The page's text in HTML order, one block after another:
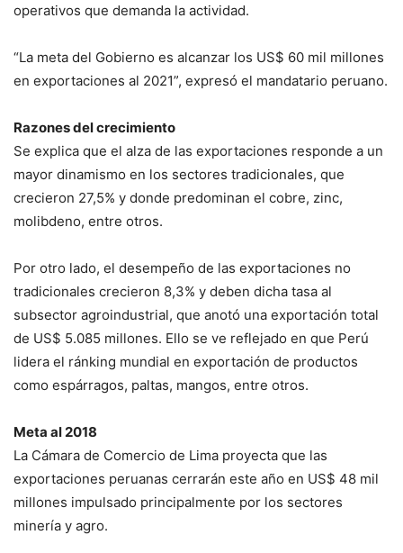
operativos que demanda la actividad.
“La meta del Gobierno es alcanzar los US$ 60 mil millones
en exportaciones al 2021”, expresó el mandatario peruano.
Razones del crecimiento
Se explica que el alza de las exportaciones responde a un
mayor dinamismo en los sectores tradicionales, que
crecieron 27,5% y donde predominan el cobre, zinc,
molibdeno, entre otros.
Por otro lado, el desempeño de las exportaciones no
tradicionales crecieron 8,3% y deben dicha tasa al
subsector agroindustrial, que anotó una exportación total
de US$ 5.085 millones. Ello se ve reflejado en que Perú
lidera el ránking mundial en exportación de productos
como espárragos, paltas, mangos, entre otros.
Meta al 2018
La Cámara de Comercio de Lima proyecta que las
exportaciones peruanas cerrarán este año en US$ 48 mil
millones impulsado principalmente por los sectores
minería y agro.